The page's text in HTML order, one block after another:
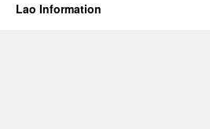
Lao Information